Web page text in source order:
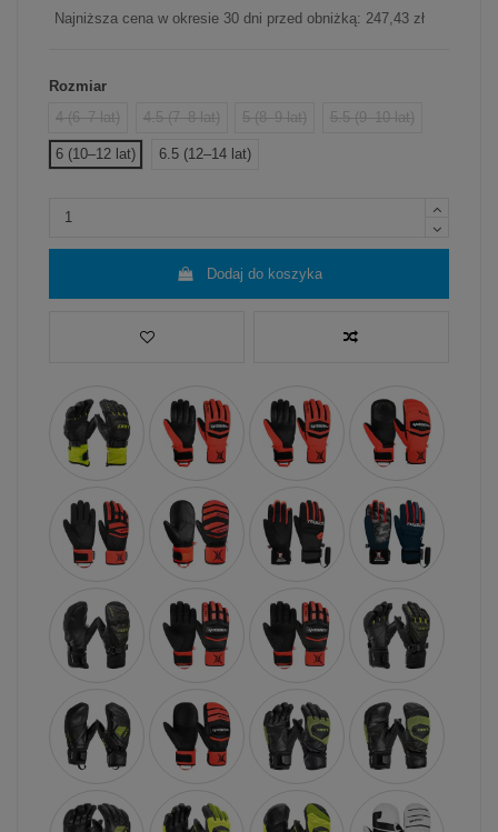
Najniższa cena w okresie 30 dni przed obniżką: 247,43 zł
Rozmiar
4 (6–7 lat)
4.5 (7–8 lat) 5 (8–9 lat) 5.5 (9–10 lat)
6 (10–12 lat) 6.5 (12–14 lat)
Dodaj do koszyka